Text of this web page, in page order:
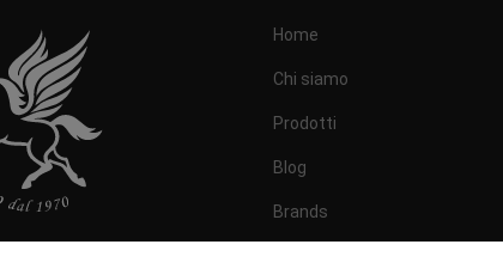
Home
Chi siamo
Prodotti
Blog
Brands